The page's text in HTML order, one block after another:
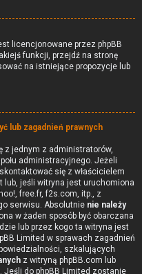
licencjonowane przez phpBB
funkcji, przejdź na stronę
na istniejące propozycje lub
lub zagadnień prawnych
z jednym z administratorów,
administracyjnego. Jeżeli
się z właścicielem
lub, jeśli witryna jest uruchomiona
free.fr, f2s.com, itp., z
serwisu. Absolutnie nie należy
w żaden sposób być obarczana
lub przez kogo ta witryna jest
Limited w sprawach zagadnień
szkalujących
z witryną phpBB.com lub
Jeśli do phpBB Limited zostanie